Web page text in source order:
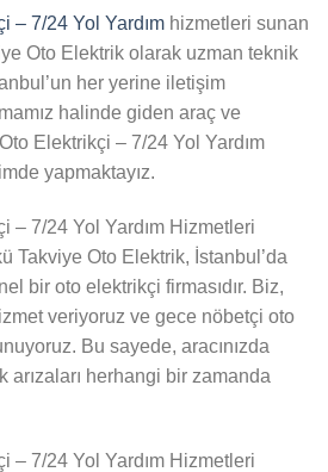
– 7/24 Yol Yardım hizmetleri sunan
Oto Elektrik olarak uzman teknik
her yerine iletişim
halinde giden araç ve
Elektrikçi – 7/24 Yol Yardım
yapmaktayız.
– 7/24 Yol Yardım Hizmetleri
Takviye Oto Elektrik, İstanbul’da
bir oto elektrikçi firmasıdır. Biz,
veriyoruz ve gece nöbetçi oto
Bu sayede, aracınızda
arızaları herhangi bir zamanda
– 7/24 Yol Yardım Hizmetleri